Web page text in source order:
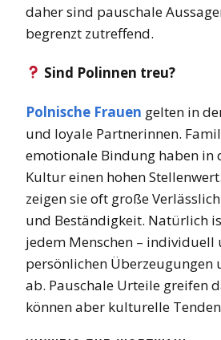
daher sind pauschale
begrenzt zutreffend.
Sind Polinnen treu?
Polnische Frauen gelten in
und loyale Partnerinnen.
emotionale Bindung haben in
Kultur einen hohen
zeigen sie oft große
und Beständigkeit. Natürlich
jedem Menschen – individuell
persönlichen Überzeugungen
ab. Pauschale Urteile greifen
können aber kulturelle